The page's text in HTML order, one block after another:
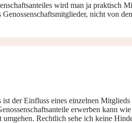
wird man ja praktisch
nicht von
der Einfluss eines einzelnen
erwerben kann
Rechtlich sehe ich keine